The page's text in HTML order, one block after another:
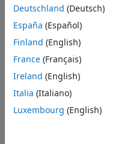
示例
全部折叠
以编程方式创建
此示例使用:
Deutschland (Deutsch)
España (Español)
Finland (English)
France (Français)
Ireland (English)
Italia (Italiano)
Luxembourg (English)